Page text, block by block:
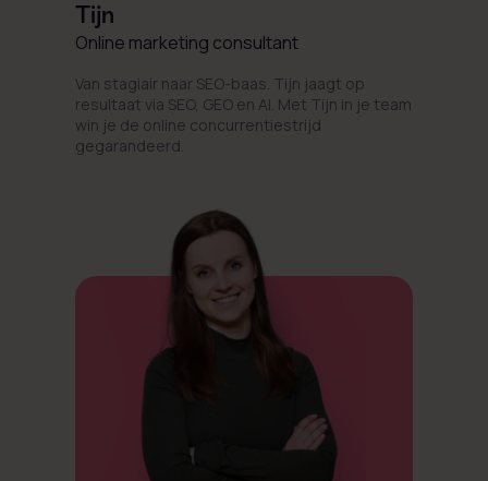
Tijn
Online marketing consultant
Van stagiair naar SEO-baas. Tijn jaagt op
resultaat via SEO, GEO en AI. Met Tijn in je team
win je de online concurrentiestrijd
gegarandeerd.